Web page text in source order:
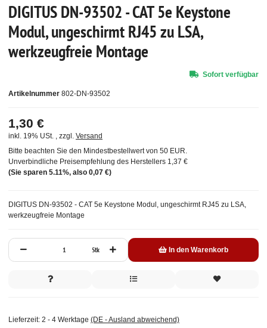
DIGITUS DN-93502 - CAT 5e Keystone
Modul, ungeschirmt RJ45 zu LSA,
werkzeugfreie Montage
Artikelnummer 802-DN-93502
DIGITUS DN-93502 - CAT 5e Keystone Modul, ungeschirmt RJ45 zu LSA,
werkzeugfreie Montage
1,30 €
inkl. 19% USt. , zzgl. Versand
Bitte beachten Sie den Mindestbestellwert von 50 EUR.
Unverbindliche Preisempfehlung des Herstellers 1,37 €
(Sie sparen 5.11%, also 0,07 €)
Stk In den Warenkorb
Sofort verfügbar
Lieferzeit: 2 - 4 Werktage (DE - Ausland abweichend)